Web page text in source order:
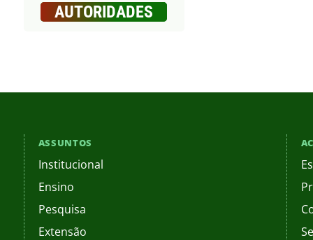
AUTORIDADES
ASSUNTOS
Institucional
Ensino
Pesquisa
Extensão